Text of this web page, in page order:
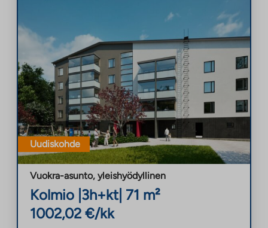
Uudiskohde
Vuokra-asunto, yleishyödyllinen
Kolmio 3h+kt| 71 m²
1002,02 €/kk